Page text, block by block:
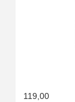
119,00